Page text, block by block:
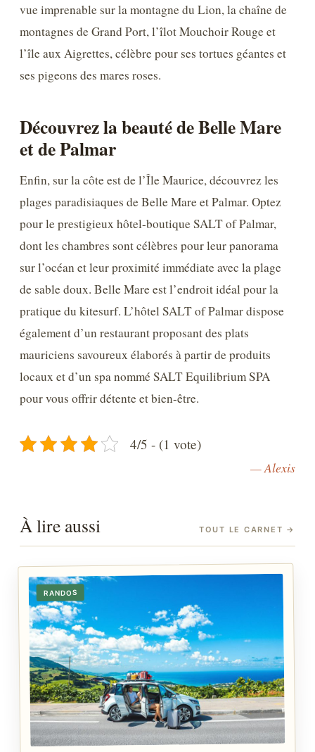
vue imprenable sur la montagne du Lion, la chaîne de
montagnes de Grand Port, l’îlot Mouchoir Rouge et
l’île aux Aigrettes, célèbre pour ses tortues géantes et
ses pigeons des mares roses.
Découvrez la beauté de Belle Mare
et de Palmar
Enfin, sur la côte est de l’Île Maurice, découvrez les
plages paradisiaques de Belle Mare et Palmar. Optez
pour le prestigieux hôtel-boutique SALT of Palmar,
dont les chambres sont célèbres pour leur panorama
sur l’océan et leur proximité immédiate avec la plage
de sable doux. Belle Mare est l’endroit idéal pour la
pratique du kitesurf. L’hôtel SALT of Palmar dispose
également d’un restaurant proposant des plats
mauriciens savoureux élaborés à partir de produits
locaux et d’un spa nommé SALT Equilibrium SPA
pour vous offrir détente et bien-être.
4/5 - (1 vote)
— Alexis
À lire aussi TOUT LE CARNET →
RANDOS